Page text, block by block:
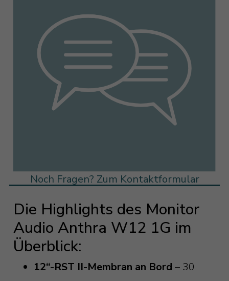
Noch Fragen? Zum Kontaktformular
Die Highlights des Monitor
Audio Anthra W12 1G im
Überblick:
12“-RST II-Membran an Bord – 30